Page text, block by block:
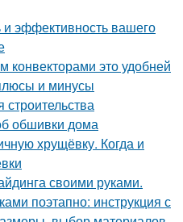
и эффективность вашего
конвекторами это удобней
и минусы
строительства
обшивки дома
хрущёвку. Когда и
своими руками.
поэтапно: инструкция с